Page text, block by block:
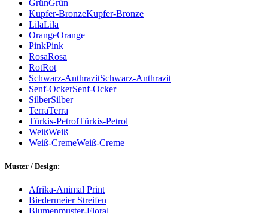
GrünGrün
Kupfer-BronzeKupfer-Bronze
LilaLila
OrangeOrange
PinkPink
RosaRosa
RotRot
Schwarz-AnthrazitSchwarz-Anthrazit
Senf-OckerSenf-Ocker
SilberSilber
TerraTerra
Türkis-PetrolTürkis-Petrol
WeißWeiß
Weiß-CremeWeiß-Creme
Muster / Design:
Afrika-Animal Print
Biedermeier Streifen